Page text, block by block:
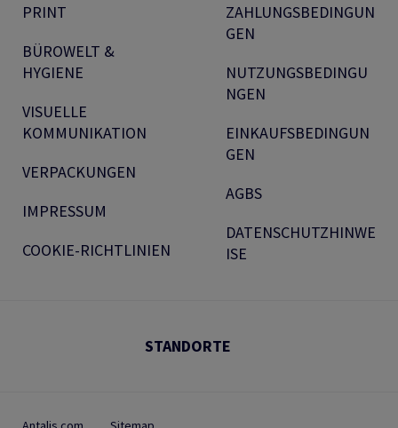
PRINT
BÜROWELT &
HYGIENE
VISUELLE
KOMMUNIKATION
VERPACKUNGEN
IMPRESSUM
COOKIE-RICHTLINIEN
ZAHLUNGSBEDINGUN
GEN
NUTZUNGSBEDINGU
NGEN
EINKAUFSBEDINGUN
GEN
AGBS
DATENSCHUTZHINWE
ISE
STANDORTE